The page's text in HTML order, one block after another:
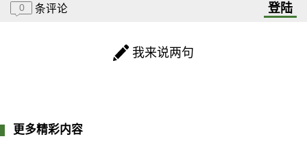
0 条评论 登陆
我来说两句
更多精彩内容